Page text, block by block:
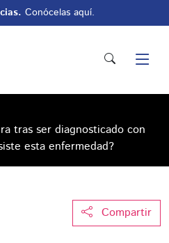
Conócelas aquí.
tras ser diagnosticado con
esta enfermedad?
Compartir